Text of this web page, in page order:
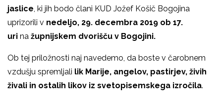
jaslice, ki jih bodo člani KUD Jožef Košič Bogojina
uprizorili v nedeljo, 29. decembra 2019 ob 17.
uri na župnijskem dvorišču v Bogojini.
Ob tej priložnosti naj navedemo, da boste v čarobnem
vzdušju spremljali lik Marije, angelov, pastirjev, živih
živali in ostalih likov iz svetopisemskega izročila.